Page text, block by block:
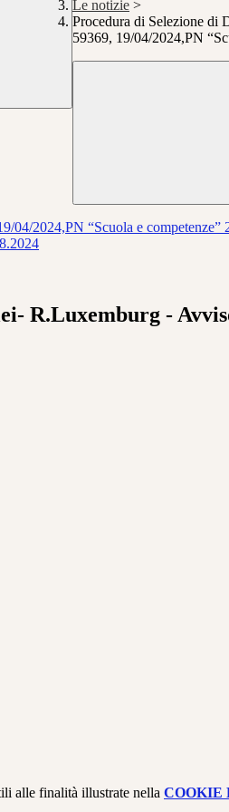
Le notizie >
Procedura di Selezione di
59369, 19/04/2024,PN
2024,PN “Scuola e competenze”
-
alle finalità illustrate nella COOKIE